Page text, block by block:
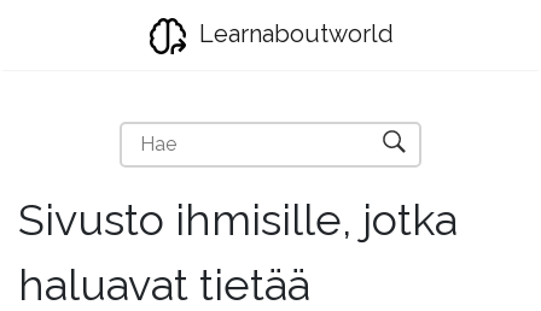
Learnaboutworld
Sivusto ihmisille, jotka
haluavat tietää